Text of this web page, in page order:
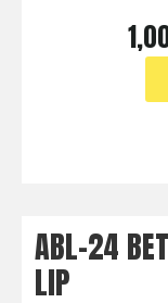
cantidad
ABL-24
LIP